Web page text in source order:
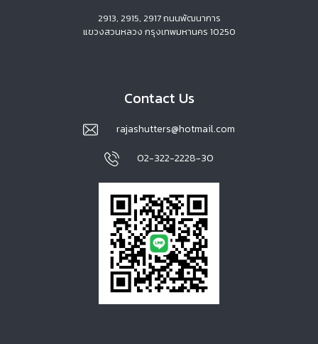
2913, 2915, 2917 ถนนพัฒนาการ
แขวงสวนหลวง กรุงเทพมหานคร 10250
Contact Us
rajashutters@hotmail.com
02-322-2228-30